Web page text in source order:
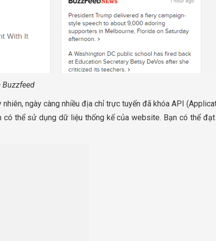
Buzzfeed
ngày càng nhiều địa chỉ trực tuyến đã khóa API
thể sử dụng dữ liệu thống kế của website. Bạn có thể